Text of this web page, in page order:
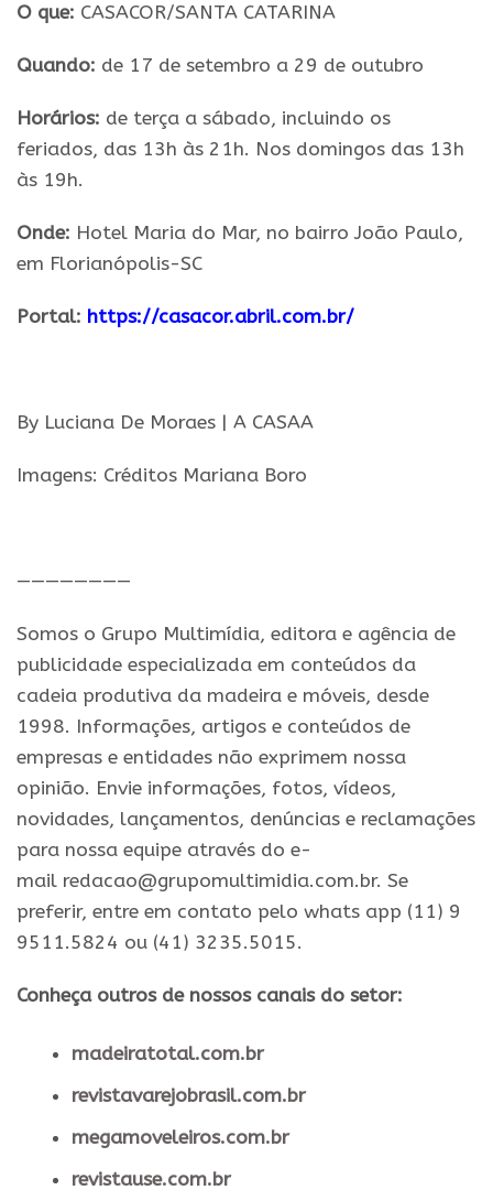
O que: CASACOR/SANTA CATARINA
Quando: de 17 de setembro a 29 de outubro
Horários: de terça a sábado, incluindo os
feriados, das 13h às 21h. Nos domingos das 13h
às 19h.
Onde: Hotel Maria do Mar, no bairro João Paulo,
em Florianópolis-SC
Portal: https://casacor.abril.com.br/
By Luciana De Moraes | A CASAA
Imagens: Créditos Mariana Boro
————————
Somos o Grupo Multimídia, editora e agência de
publicidade especializada em conteúdos da
cadeia produtiva da madeira e móveis, desde
1998. Informações, artigos e conteúdos de
empresas e entidades não exprimem nossa
opinião. Envie informações, fotos, vídeos,
novidades, lançamentos, denúncias e reclamações
para nossa equipe através do e-
mail redacao@grupomultimidia.com.br. Se
preferir, entre em contato pelo whats app (11) 9
9511.5824 ou (41) 3235.5015.
Conheça outros de nossos canais do setor:
madeiratotal.com.br
revistavarejobrasil.com.br
megamoveleiros.com.br
revistause.com.br